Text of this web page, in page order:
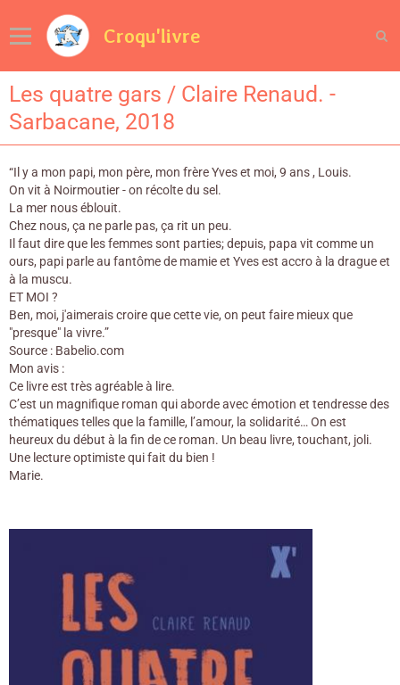
Croqu'livre
Les quatre gars / Claire Renaud. -
Sarbacane, 2018
“Il y a mon papi, mon père, mon frère Yves et moi, 9 ans , Louis.
On vit à Noirmoutier - on récolte du sel.
La mer nous éblouit.
Chez nous, ça ne parle pas, ça rit un peu.
Il faut dire que les femmes sont parties; depuis, papa vit comme un
ours, papi parle au fantôme de mamie et Yves est accro à la drague et
à la muscu.
ET MOI ?
Ben, moi, j'aimerais croire que cette vie, on peut faire mieux que
"presque" la vivre.”
Source : Babelio.com
Mon avis :
Ce livre est très agréable à lire.
C’est un magnifique roman qui aborde avec émotion et tendresse des
thématiques telles que la famille, l’amour, la solidarité… On est
heureux du début à la fin de ce roman. Un beau livre, touchant, joli.
Une lecture optimiste qui fait du bien !
Marie.